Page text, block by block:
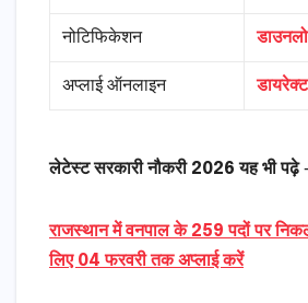
नोटिफिकेशन
अप्लाई ऑनलाइन
लेटेस्ट सरकारी नौकरी 2026 यह भी पढ़े
राजस्थान में वनपाल के 259 पदों पर
लिए 04 फरवरी तक अप्लाई करें